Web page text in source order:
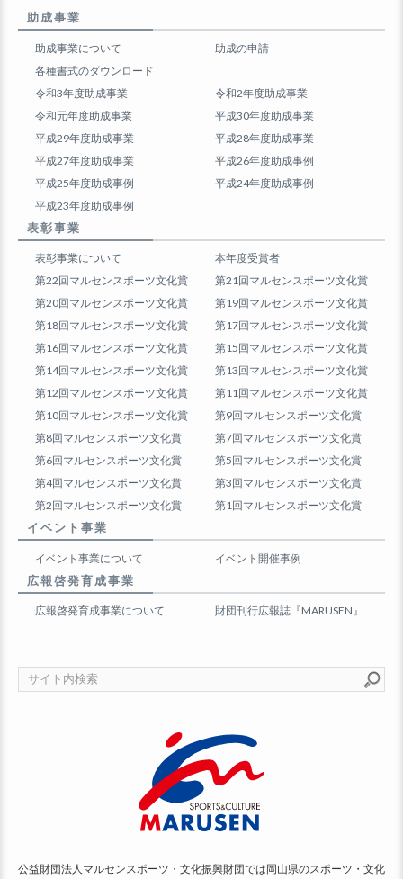
助成事業
助成事業について
助成の申請
各種書式のダウンロード
令和3年度助成事業
令和2年度助成事業
令和元年度助成事業
平成30年度助成事業
平成29年度助成事業
平成28年度助成事業
平成27年度助成事業
平成26年度助成事例
平成25年度助成事例
平成24年度助成事例
平成23年度助成事例
表彰事業
表彰事業について
本年度受賞者
第22回マルセンスポーツ文化賞
第21回マルセンスポーツ文化賞
第20回マルセンスポーツ文化賞
第19回マルセンスポーツ文化賞
第18回マルセンスポーツ文化賞
第17回マルセンスポーツ文化賞
第16回マルセンスポーツ文化賞
第15回マルセンスポーツ文化賞
第14回マルセンスポーツ文化賞
第13回マルセンスポーツ文化賞
第12回マルセンスポーツ文化賞
第11回マルセンスポーツ文化賞
第10回マルセンスポーツ文化賞
第9回マルセンスポーツ文化賞
第8回マルセンスポーツ文化賞
第7回マルセンスポーツ文化賞
第6回マルセンスポーツ文化賞
第5回マルセンスポーツ文化賞
第4回マルセンスポーツ文化賞
第3回マルセンスポーツ文化賞
第2回マルセンスポーツ文化賞
第1回マルセンスポーツ文化賞
イベント事業
イベント事業について イベント開催事例
広報啓発育成事業
広報啓発育成事業について 財団刊行広報誌『MARUSEN』
公益財団法人マルセンスポーツ・文化振興財団では岡山県のスポーツ・文化